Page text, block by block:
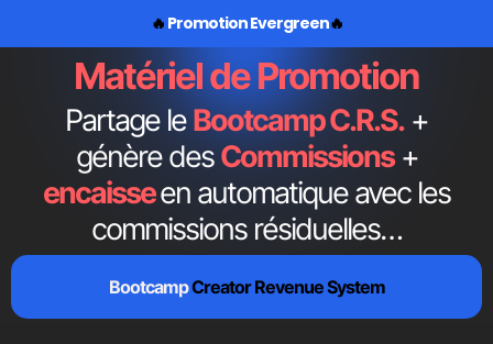
🔥 Promotion Evergreen🔥
Matériel de Promotion
Partage le Bootcamp C.R.S. +
génère des Commissions +
encaisseen automatique avec les
commissions résiduelles…
BootcampCreator Revenue System